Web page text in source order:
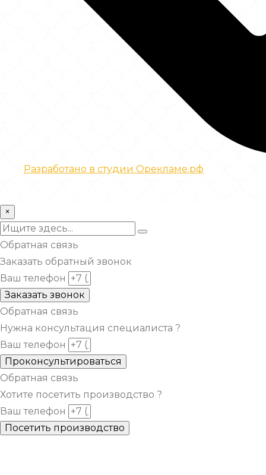
Разработано в студии Орекламе.рф
×
Обратная связь
Заказать обратный звонок
Ваш телефон
Заказать звонок
Обратная связь
Нужна консультация специалиста ?
Ваш телефон
Проконсультироваться
Обратная связь
Хотите посетить производство ?
Ваш телефон
Посетить производство